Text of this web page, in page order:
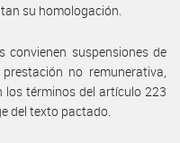
su homologación.
convienen suspensiones de
no remunerativa,
los términos del artículo 223
del texto pactado.